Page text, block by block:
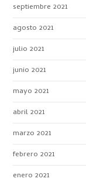
septiembre 2021
agosto 2021
julio 2021
junio 2021
mayo 2021
abril 2021
marzo 2021
febrero 2021
enero 2021